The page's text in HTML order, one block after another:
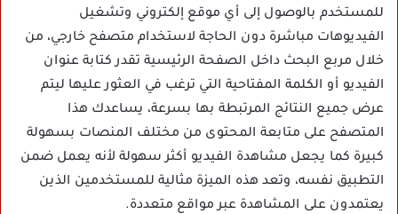
للمستخدم بالوصول إلى أي موقع إلكتروني وتشغيل
الفيديوهات مباشرة دون الحاجة لاستخدام متصفح خارجي، من
خلال مربع البحث داخل الصفحة الرئيسية تقدر كتابة عنوان
الفيديو أو الكلمة المفتاحية التي ترغب في العثور عليها ليتم
عرض جميع النتائج المرتبطة بها بسرعة، يساعدك هذا
المتصفح على متابعة المحتوى من مختلف المنصات بسهولة
كبيرة كما يجعل مشاهدة الفيديو أكثر سهولة لأنه يعمل ضمن
التطبيق نفسه، وتعد هذه الميزة مثالية للمستخدمين الذين
يعتمدون على المشاهدة عبر مواقع متعددة.